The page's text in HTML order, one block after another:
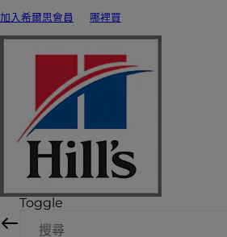
加入希爾思會員 哪裡買
Toggle